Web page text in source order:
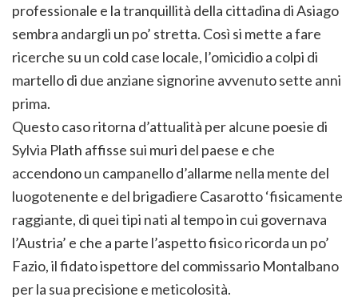
professionale e la tranquillità della cittadina di Asiago
sembra andargli un po’ stretta. Così si mette a fare
ricerche su un cold case locale, l’omicidio a colpi di
martello di due anziane signorine avvenuto sette anni
prima.
Questo caso ritorna d’attualità per alcune poesie di
Sylvia Plath affisse sui muri del paese e che
accendono un campanello d’allarme nella mente del
luogotenente e del brigadiere Casarotto ‘fisicamente
raggiante, di quei tipi nati al tempo in cui governava
l’Austria’ e che a parte l’aspetto fisico ricorda un po’
Fazio, il fidato ispettore del commissario Montalbano
per la sua precisione e meticolosità.